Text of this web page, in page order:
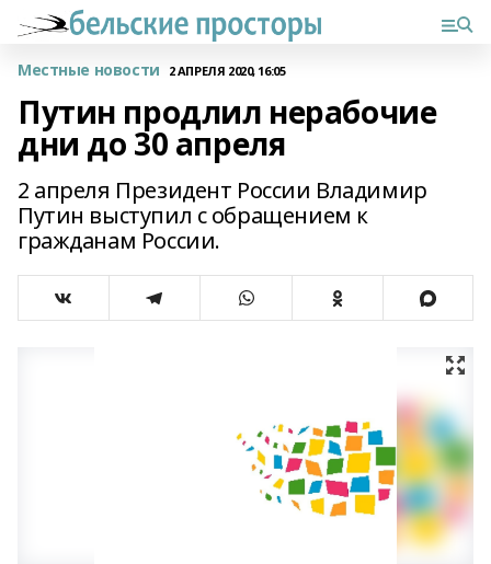
Местные новости 2 АПРЕЛЯ 2020, 16:05
Путин продлил нерабочие
дни до 30 апреля
2 апреля Президент России Владимир
Путин выступил с обращением к
гражданам России.